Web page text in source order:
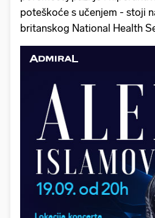
poteškoće s učenjem - stoji
britanskog National Health